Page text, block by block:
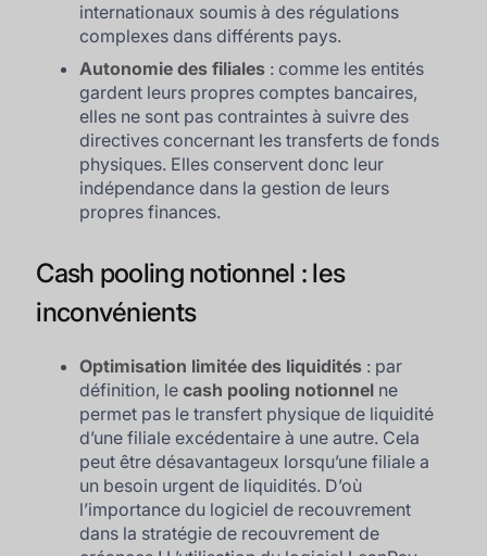
internationaux soumis à des régulations
complexes dans différents pays.
Autonomie des filiales : comme les entités
gardent leurs propres comptes bancaires,
elles ne sont pas contraintes à suivre des
directives concernant les transferts de fonds
physiques. Elles conservent donc leur
indépendance dans la gestion de leurs
propres finances.
Cash pooling notionnel : les
inconvénients
Optimisation limitée des liquidités : par
définition, lecash pooling notionnel ne
permet pas le transfert physique de liquidité
d’une filiale excédentaire à une autre. Cela
peut être désavantageux lorsqu’une filiale a
un besoin urgent de liquidités. D’où
l’importance du logiciel de recouvrement
dans la stratégie de recouvrement de